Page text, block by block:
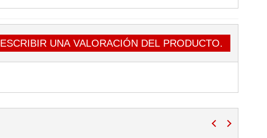
ESCRIBIR UNA VALORACIÓN DEL PRODUCTO.